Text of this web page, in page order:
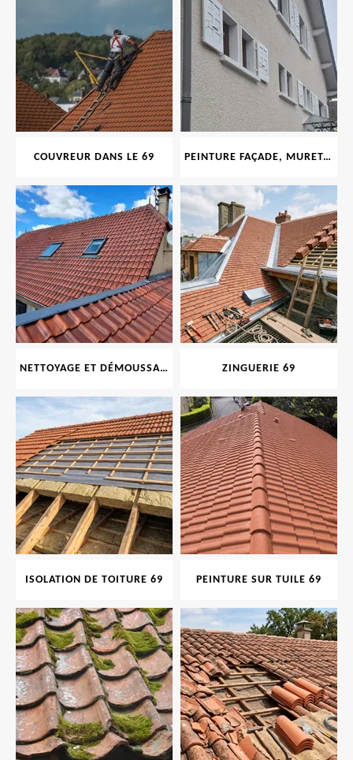
COUVREUR DANS LE 69 PEINTURE FAÇADE, MURET, TOITURE, BOISERIE, FERRONERIE, GOUTTIÈRE 69
NETTOYAGE ET DÉMOUSSAGE DE TOITURE ET FAÇADE 69 ZINGUERIE 69
ISOLATION DE TOITURE 69 PEINTURE SUR TUILE 69